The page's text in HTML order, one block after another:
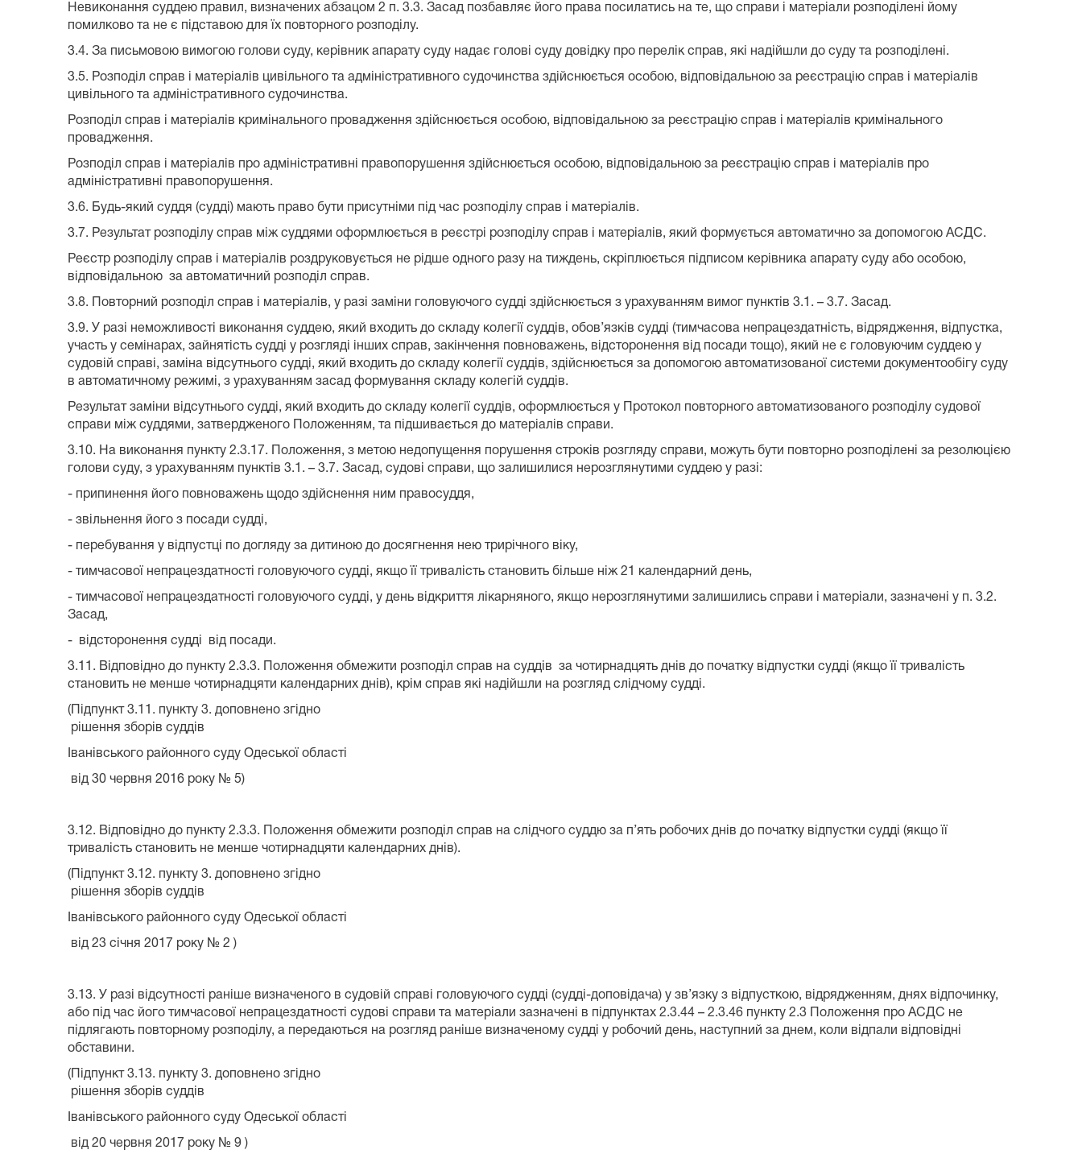
Невиконання суддею правил, визначених абзацом 2 п. 3.3. Засад позбавляє його права посилатись на те, що справи і матеріали розподілені йому
помилково та не є підставою для їх повторного розподілу.
3.4. За письмовою вимогою голови суду, керівник апарату суду надає голові суду довідку про перелік справ, які надійшли до суду та розподілені.
3.5. Розподіл справ і матеріалів цивільного та адміністративного судочинства здійснюється особою, відповідальною за реєстрацію справ і матеріалів
цивільного та адміністративного судочинства.
Розподіл справ і матеріалів кримінального провадження здійснюється особою, відповідальною за реєстрацію справ і матеріалів кримінального
провадження.
Розподіл справ і матеріалів про адміністративні правопорушення здійснюється особою, відповідальною за реєстрацію справ і матеріалів про
адміністративні правопорушення.
3.6. Будь-який суддя (судді) мають право бути присутніми під час розподілу справ і матеріалів.
3.7. Результат розподілу справ між суддями оформлюється в реєстрі розподілу справ і матеріалів, який формується автоматично за допомогою АСДС.
Реєстр розподілу справ і матеріалів роздруковується не рідше одного разу на тиждень, скріплюється підписом керівника апарату суду або особою,
відповідальною за автоматичний розподіл справ.
3.8. Повторний розподіл справ і матеріалів, у разі заміни головуючого судді здійснюється з урахуванням вимог пунктів 3.1. – 3.7. Засад.
3.9. У разі неможливості виконання суддею, який входить до складу колегії суддів, обов’язків судді (тимчасова непрацездатність, відрядження, відпустка,
участь у семінарах, зайнятість судді у розгляді інших справ, закінчення повноважень, відсторонення від посади тощо), який не є головуючим суддею у
судовій справі, заміна відсутнього судді, який входить до складу колегії суддів, здійснюється за допомогою автоматизованої системи документообігу суду
в автоматичному режимі, з урахуванням засад формування складу колегій суддів.
Результат заміни відсутнього судді, який входить до складу колегії суддів, оформлюється у Протокол повторного автоматизованого розподілу судової
справи між суддями, затвердженого Положенням, та підшивається до матеріалів справи.
3.10. На виконання пункту 2.3.17. Положення, з метою недопущення порушення строків розгляду справи, можуть бути повторно розподілені за резолюцією
голови суду, з урахуванням пунктів 3.1. – 3.7. Засад, судові справи, що залишилися нерозглянутими суддею у разі:
- припинення його повноважень щодо здійснення ним правосуддя,
- звільнення його з посади судді,
- перебування у відпустці по догляду за дитиною до досягнення нею трирічного віку,
- тимчасової непрацездатності головуючого судді, якщо її тривалість становить більше ніж 21 календарний день,
- тимчасової непрацездатності головуючого судді, у день відкриття лікарняного, якщо нерозглянутими залишились справи і матеріали, зазначені у п. 3.2.
Засад,
- відсторонення судді від посади.
3.11. Відповідно до пункту 2.3.3. Положення обмежити розподіл справ на суддів за чотирнадцять днів до початку відпустки судді (якщо її тривалість
становить не менше чотирнадцяти календарних днів), крім справ які надійшли на розгляд слідчому судді.
(Підпункт 3.11. пункту 3. доповнено згідно
рішення зборів суддів
Іванівського районного суду Одеської області
від 30 червня 2016 року № 5)
3.12. Відповідно до пункту 2.3.3. Положення обмежити розподіл справ на слідчого суддю за п’ять робочих днів до початку відпустки судді (якщо її
тривалість становить не менше чотирнадцяти календарних днів).
(Підпункт 3.12. пункту 3. доповнено згідно
рішення зборів суддів
Іванівського районного суду Одеської області
від 23 січня 2017 року № 2 )
3.13. У разі відсутності раніше визначеного в судовій справі головуючого судді (судді-доповідача) у зв’язку з відпусткою, відрядженням, днях відпочинку,
або під час його тимчасової непрацездатності судові справи та матеріали зазначені в підпунктах 2.3.44 – 2.3.46 пункту 2.3 Положення про АСДС не
підлягають повторному розподілу, а передаються на розгляд раніше визначеному судді у робочий день, наступний за днем, коли відпали відповідні
обставини.
(Підпункт 3.13. пункту 3. доповнено згідно
рішення зборів суддів
Іванівського районного суду Одеської області
від 20 червня 2017 року № 9 )